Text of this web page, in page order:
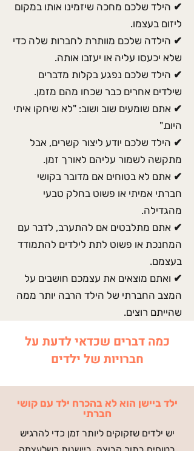
✔ הילד שלכם מחכה שיזמינו אותו במקום
ליזום בעצמו.
✔ הילדה שלכם מוותרת לחברות שלה כדי
שלא יכעסו עליה או יעזבו אותה.
✔ הילד שלכם נפגע בקלות מדברים
שילדים אחרים כבר שכחו מהם מזמן.
✔ אתם שומעים שוב ושוב: "לא שיחקו איתי
היום."
✔ הילד שלכם יודע ליצור קשרים, אבל
מתקשה לשמור עליהם לאורך זמן.
✔ אתם לא בטוחים אם מדובר בקושי
חברתי אמיתי או פשוט בחלק טבעי
מהגדילה.
✔ אתם מתלבטים אם להתערב, לדבר עם
המחנכת או פשוט לתת לילדים להתמודד
בעצמם.
✔ ואתם מוצאים את עצמכם חושבים על
המצב החברתי של הילד הרבה יותר ממה
שהייתם רוצים.
כמה דברים שכדאי לדעת על
חברויות של ילדים
ילד ביישן הוא לא בהכרח ילד עם קושי
חברתי
יש ילדים שזקוקים ליותר זמן כדי להרגיש